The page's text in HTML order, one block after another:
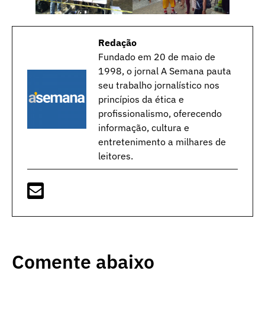
Redação
Fundado em 20 de maio de
1998, o jornal A Semana pauta
seu trabalho jornalístico nos
princípios da ética e
profissionalismo, oferecendo
informação, cultura e
entretenimento a milhares de
leitores.
Comente abaixo